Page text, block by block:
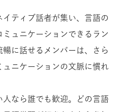
ティブ話者が集い、言語の
ュニケーションできるラン
に話せるメンバーは、さら
ニケーションの文脈に慣れ
なら誰でも歓迎。どの言語